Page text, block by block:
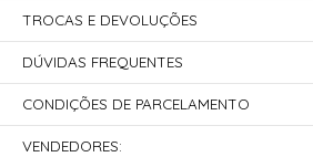
TROCAS E DEVOLUÇÕES
DÚVIDAS FREQUENTES
CONDIÇÕES DE PARCELAMENTO
VENDEDORES: